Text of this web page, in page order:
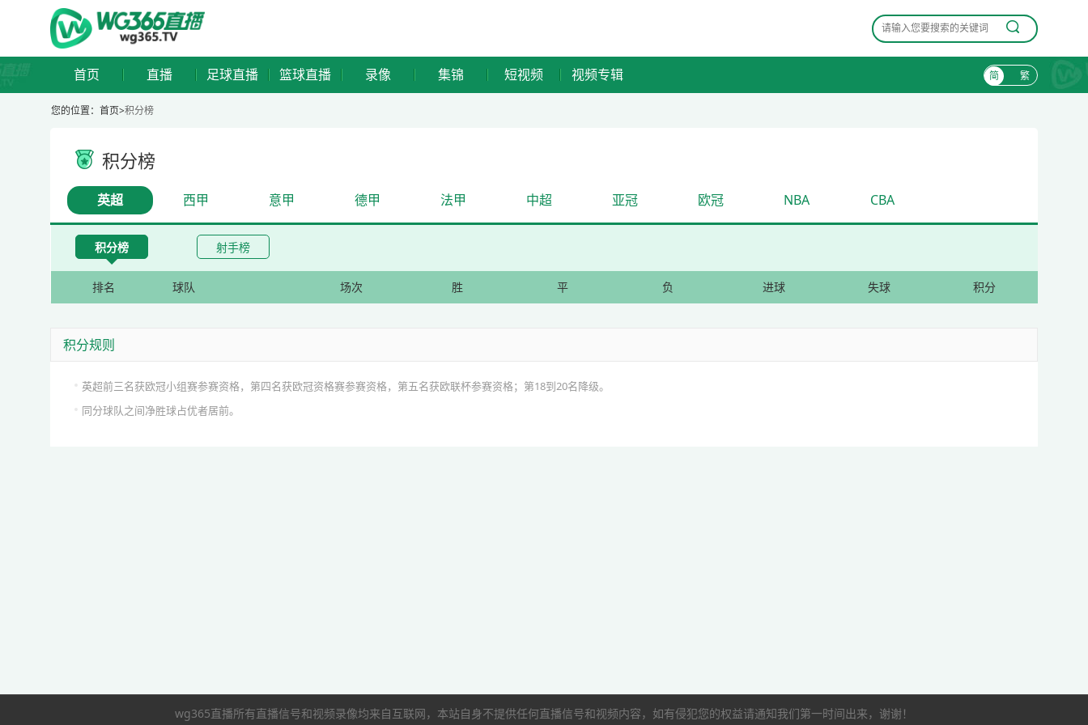
首页 直播 足球直播 篮球直播 录像 集锦 短视频 视频专辑 简 繁
您的位置： 首页>积分榜
积分榜
英超 西甲 意甲 德甲 法甲 中超 亚冠 欧冠 NBA CBA
积分榜 射手榜
排名 球队 场次 胜 平 负 进球 失球 积分
积分规则
英超前三名获欧冠小组赛参赛资格，第四名获欧冠资格赛参赛资格，第五名获欧联杯参赛资格；第18到20名降级。
同分球队之间净胜球占优者居前。
wg365直播所有直播信号和视频录像均来自互联网，本站自身不提供任何直播信号和视频内容，如有侵犯您的权益请通知我们第一时间出来，谢谢！